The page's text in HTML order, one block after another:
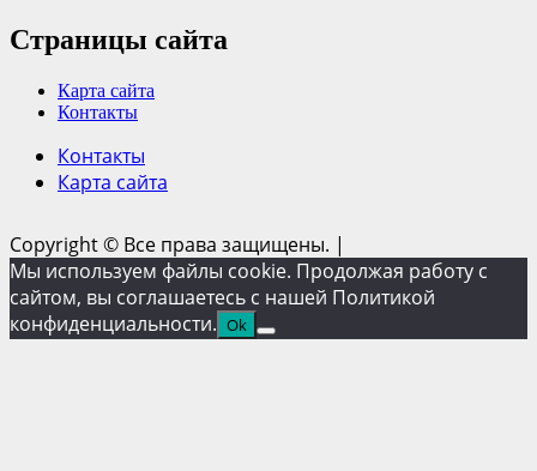
Страницы сайта
Карта сайта
Контакты
Контакты
Карта сайта
Copyright © Все права защищены. |
Мы используем файлы cookie. Продолжая работу с
сайтом, вы соглашаетесь с нашей Политикой
конфиденциальности. Ok